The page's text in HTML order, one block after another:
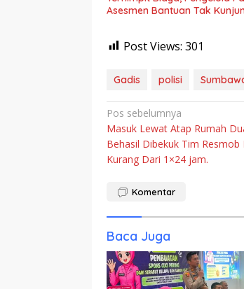
Asesmen Bantuan Tak
Post Views: 301
Gadis polisi
Navigasi
pos
Pos sebelumnya
Masuk Lewat Atap Rumah
Behasil Dibekuk Tim
Kurang Dari 1×24 jam.
Komentar
Baca Juga